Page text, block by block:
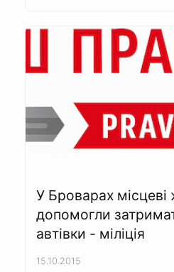
У Броварах місцеві
допомогли
автівки - міліція
15.10.2015